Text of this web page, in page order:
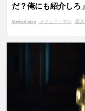
だ？俺にも紹介しろ」
Method Man メソッド・マン 収入